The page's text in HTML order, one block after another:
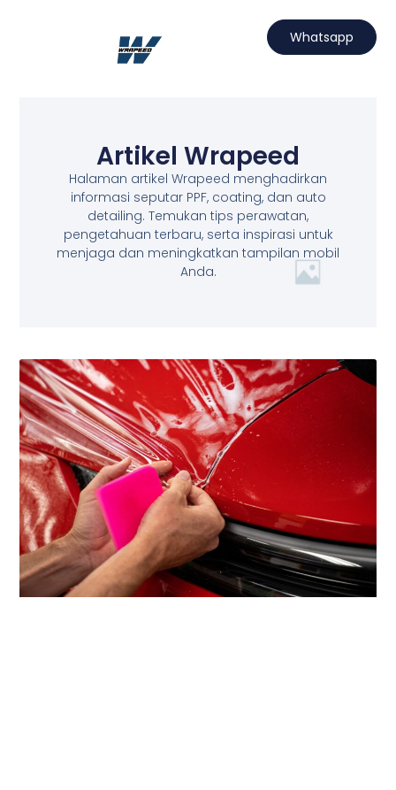
Whatsapp
Artikel Wrapeed
Halaman artikel Wrapeed menghadirkan
informasi seputar PPF, coating, dan auto
detailing. Temukan tips perawatan,
pengetahuan terbaru, serta inspirasi untuk
menjaga dan meningkatkan tampilan mobil
Anda.